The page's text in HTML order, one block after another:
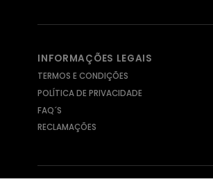
INFORMAÇÕES LEGAIS
TERMOS E CONDIÇÕES
POLÍTICA DE PRIVACIDADE
FAQ´S
RECLAMAÇÕES